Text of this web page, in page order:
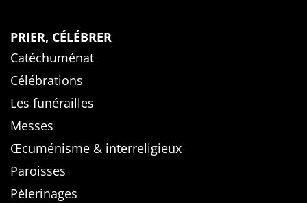
PRIER, CÉLÉBRER
Catéchuménat
Célébrations
Les funérailles
Messes
Œcuménisme & interreligieux
Paroisses
Pèlerinages